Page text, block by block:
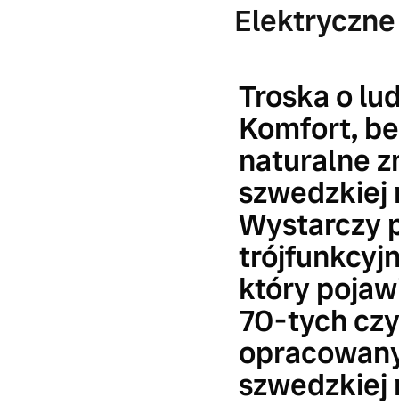
Troska o
Komfort,
naturalne
szwedzkiej
Wystarczy
który
70-tych
szwedzkiej